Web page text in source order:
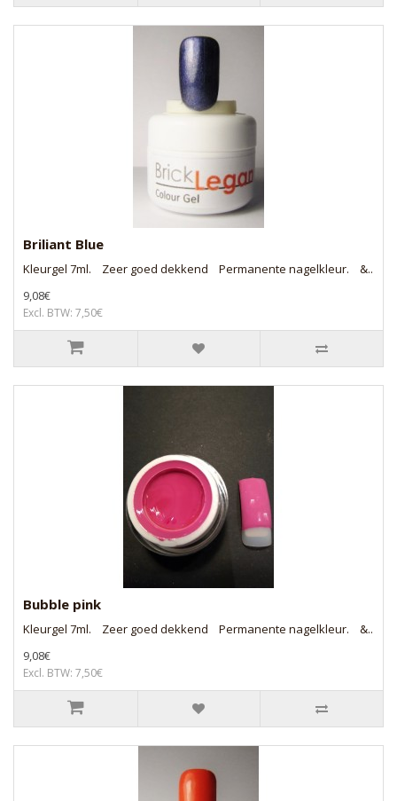
Briliant Blue
Kleurgel 7ml. Zeer goed dekkend Permanente nagelkleur. &..
9,08€
Excl. BTW: 7,50€
Bubble pink
Kleurgel 7ml. Zeer goed dekkend Permanente nagelkleur. &..
9,08€
Excl. BTW: 7,50€